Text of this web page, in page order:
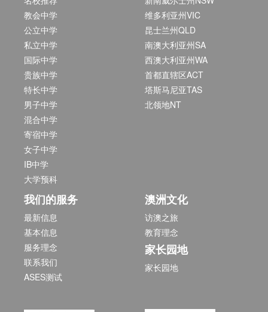
教会中学
公立中学
私立中学
国际中学
贵族中学
特长中学
男子中学
混合中学
寄宿中学
女子中学
IB中学
大学预科
维多利亚州VIC
昆士兰州QLD
南澳大利亚州SA
西澳大利亚州WA
首都直辖区ACT
塔斯马尼亚TAS
北领地NT
我们的服务
最新信息
基本信息
服务理念
联系我们
ASES测试
澳洲文化
访澳之旅
教育理念
家长园地
家长园地